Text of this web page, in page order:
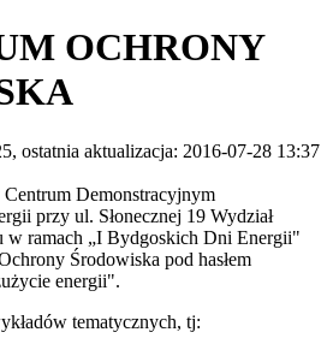
OCHRONY
ostatnia aktualizacja: 2016-07-28 13:37
Demonstracyjnym
przy ul. Słonecznej 19 Wydział
w ramach „I Bydgoskich Dni Energii"
Środowiska pod hasłem
energii".
tematycznych, tj: